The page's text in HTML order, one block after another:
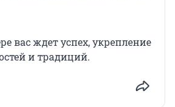
вас ждет успех, укрепление
и традиций.